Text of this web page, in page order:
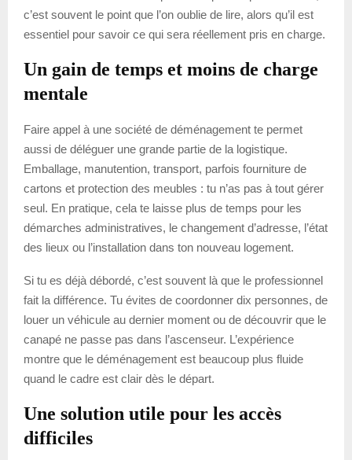
c’est souvent le point que l’on oublie de lire, alors qu’il est
essentiel pour savoir ce qui sera réellement pris en charge.
Un gain de temps et moins de charge
mentale
Faire appel à une société de déménagement te permet
aussi de déléguer une grande partie de la logistique.
Emballage, manutention, transport, parfois fourniture de
cartons et protection des meubles : tu n’as pas à tout gérer
seul. En pratique, cela te laisse plus de temps pour les
démarches administratives, le changement d’adresse, l’état
des lieux ou l’installation dans ton nouveau logement.
Si tu es déjà débordé, c’est souvent là que le professionnel
fait la différence. Tu évites de coordonner dix personnes, de
louer un véhicule au dernier moment ou de découvrir que le
canapé ne passe pas dans l’ascenseur. L’expérience
montre que le déménagement est beaucoup plus fluide
quand le cadre est clair dès le départ.
Une solution utile pour les accès
difficiles